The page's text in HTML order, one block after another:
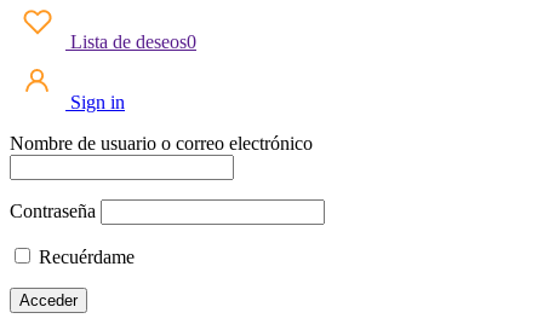
Lista de deseos0
Sign in
Nombre de usuario o correo electrónico
Contraseña
Recuérdame